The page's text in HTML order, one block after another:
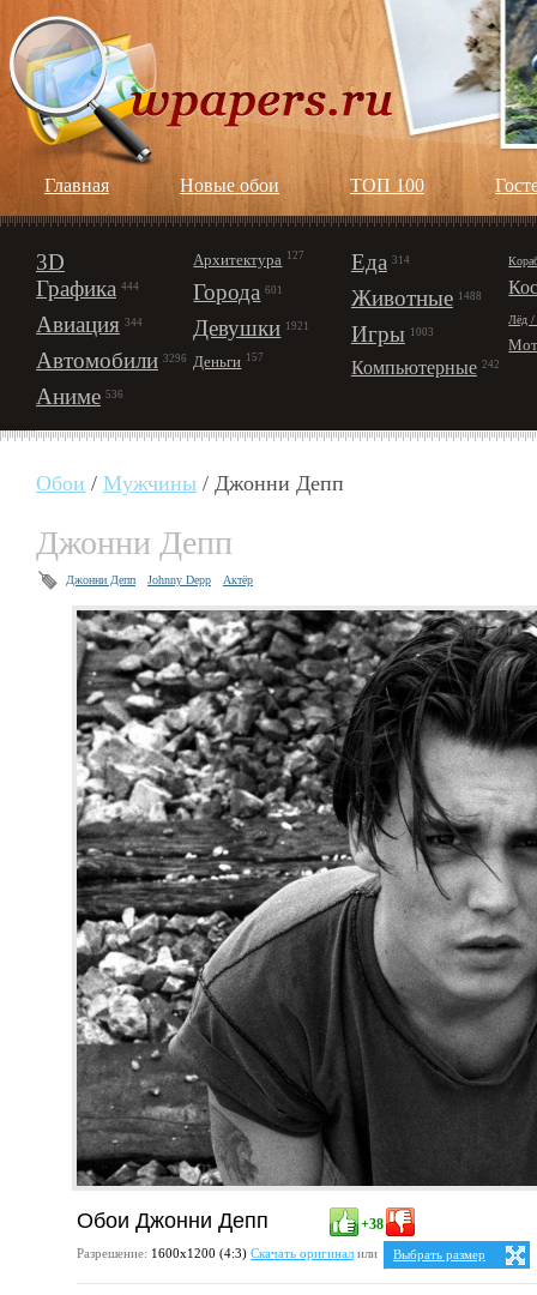
Главная Новые обои ТОП 100
3D
Графика 444
Авиация 344
Автомобили 3296
Аниме 536
Архитектура 127
Города 601
Девушки 1921
Деньги 157
Еда 314
Животные 1488
Игры 1003
Компьютерные 242
Лёд
Обои / Мужчины / Джонни Депп
Джонни Депп
Джонни Депп Johnny Depp Актёр
Обои Джонни Депп +38
Разрешение: 1600х1200 (4:3) Скачать оригиналили
Выбрать размер
Ваше разрешение:Не